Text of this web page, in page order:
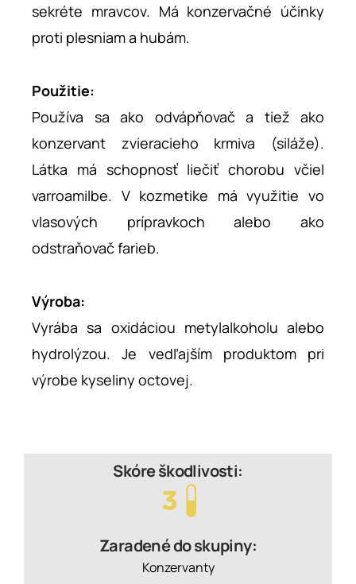
sekréte mravcov. Má konzervačné účinky
proti plesniam a hubám.
Použitie:
Používa sa ako odvápňovač a tiež ako
konzervant zvieracieho krmiva (siláže).
Látka má schopnosť liečiť chorobu včiel
varroamilbe. V kozmetike má využitie vo
vlasových prípravkoch alebo ako
odstraňovač farieb.
Výroba:
Vyrába sa oxidáciou metylalkoholu alebo
hydrolýzou. Je vedľajším produktom pri
výrobe kyseliny octovej.
Skóre škodlivosti:
Zaradené do skupiny:
Konzervanty